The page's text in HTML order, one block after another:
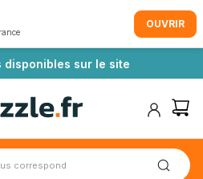
disponibles sur le site
OUVRIR